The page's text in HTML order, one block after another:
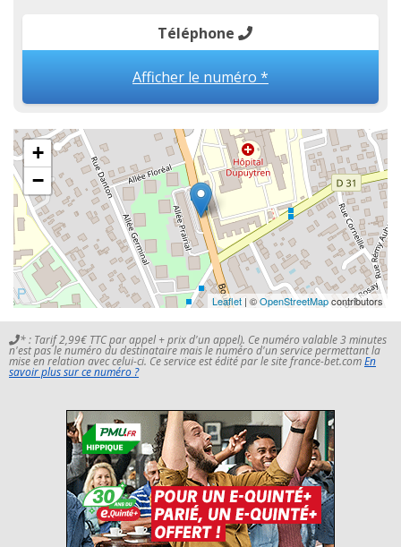
Téléphone
Afficher le numéro *
+
−
Leaflet | ©OpenStreetMapcontributors
* : Tarif 2,99€ TTC par appel + prix d'un appel). Ce numéro valable 3 minutes
n'est pas le numéro du destinataire mais le numéro d'un service permettant la
mise en relation avec celui-ci. Ce service est édité par le site france-bet.comEn
savoir plus sur ce numéro ?